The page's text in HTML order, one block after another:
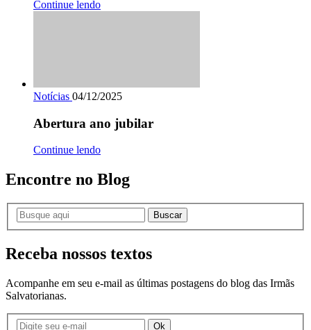
Continue lendo
Notícias 04/12/2025
Abertura ano jubilar
Continue lendo
Encontre no Blog
Buscar
Receba nossos textos
Acompanhe em seu e-mail as últimas postagens do blog das Irmãs
Salvatorianas.
Ok